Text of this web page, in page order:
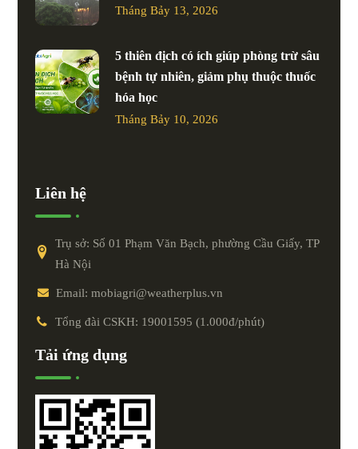
Tháng Bảy 13, 2026
5 thiên địch có ích giúp phòng trừ sâu
bệnh tự nhiên, giảm phụ thuộc thuốc
hóa học
Tháng Bảy 10, 2026
Liên hệ
Trụ sở: Số 01 Phạm Văn Bạch, phường Cầu Giấy, TP
Hà Nội
Email: mobiagri@weatherplus.vn
Tổng đài CSKH: 19001595 (1.000đ/phút)
Tải ứng dụng